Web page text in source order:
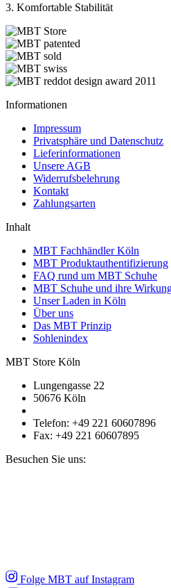
3. Komfortable Stabilität
Informationen
Impressum
Privatsphäre und Datenschutz
Lieferinformationen
Unsere AGB
Widerrufsbelehrung
Kontakt
Zahlungsarten
Inhalt
MBT Fachhändler Köln
MBT Produktauthentifizierung
FAQ rund um MBT Schuhe
MBT Schuhe und ihre
Unser Laden in Köln
Über uns
Das MBT Prinzip
Sohlenindex
MBT Store Köln
Lungengasse 22
50676 Köln
Telefon: +49 221 60607896
Fax: +49 221 60607895
Besuchen Sie uns:
Folge MBT auf Instagram